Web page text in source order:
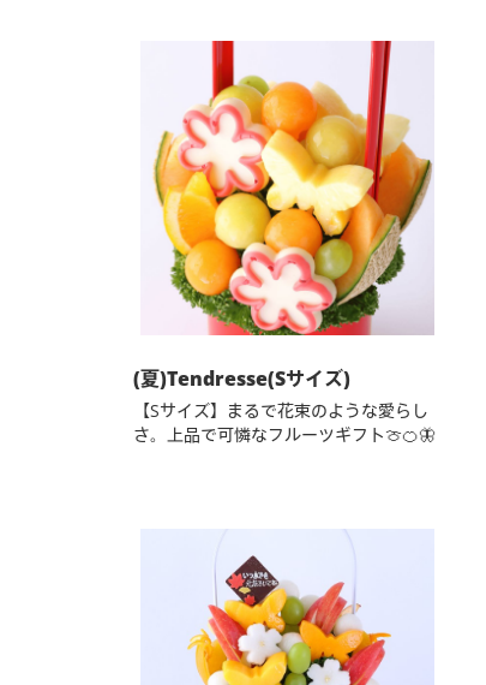
(夏)Tendresse(Sサイズ)
【Sサイズ】まるで花束のような愛らし
さ。上品で可憐なフルーツギフト🍈🍊🦋